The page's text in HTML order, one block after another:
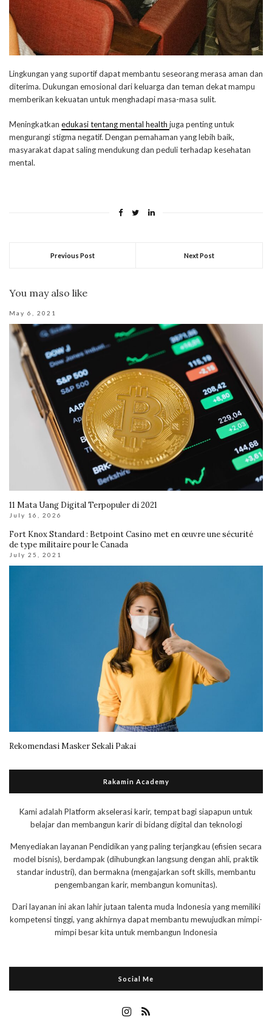
Lingkungan yang suportif dapat membantu seseorang merasa aman dan
diterima. Dukungan emosional dari keluarga dan teman dekat mampu
memberikan kekuatan untuk menghadapi masa-masa sulit.
Meningkatkan edukasi tentang mental health juga penting untuk
mengurangi stigma negatif. Dengan pemahaman yang lebih baik,
masyarakat dapat saling mendukung dan peduli terhadap kesehatan
mental.
Previous Post Next Post
You may also like
May 6, 2021
11 Mata Uang Digital Terpopuler di 2021
July 16, 2026
Fort Knox Standard : Betpoint Casino met en œuvre une sécurité
de type militaire pour le Canada
July 25, 2021
Rekomendasi Masker Sekali Pakai
Rakamin Academy
Kami adalah Platform akselerasi karir, tempat bagi siapapun untuk
belajar dan membangun karir di bidang digital dan teknologi
Menyediakan layanan Pendidikan yang paling terjangkau (efisien secara
model bisnis), berdampak (dihubungkan langsung dengan ahli, praktik
standar industri), dan bermakna (mengajarkan soft skills, membantu
pengembangan karir, membangun komunitas).
Dari layanan ini akan lahir jutaan talenta muda Indonesia yang memiliki
kompetensi tinggi, yang akhirnya dapat membantu mewujudkan mimpi-
mimpi besar kita untuk membangun Indonesia
Social Me